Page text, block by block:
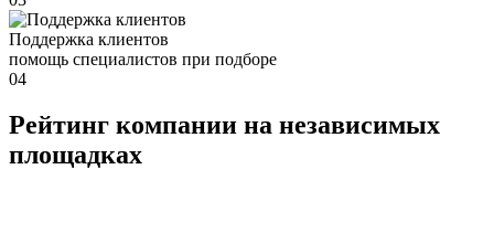
Поддержка клиентов
помощь специалистов при подборе
04
Рейтинг компании на независимых
площадках